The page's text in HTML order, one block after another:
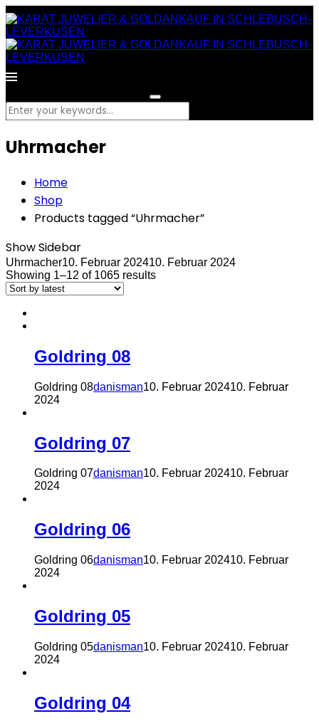
Uhrmacher
Home
Shop
Products tagged “Uhrmacher”
Show Sidebar
Uhrmacher10. Februar 202410. Februar 2024
Showing 1–12 of 1065 results
Goldring 08
Goldring 08danisman10. Februar 202410. Februar
2024
Goldring 07
Goldring 07danisman10. Februar 202410. Februar
2024
Goldring 06
Goldring 06danisman10. Februar 202410. Februar
2024
Goldring 05
Goldring 05danisman10. Februar 202410. Februar
2024
Goldring 04